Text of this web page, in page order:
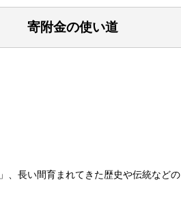
寄附金の使い道
、長い間育まれてきた歴史や伝統などの